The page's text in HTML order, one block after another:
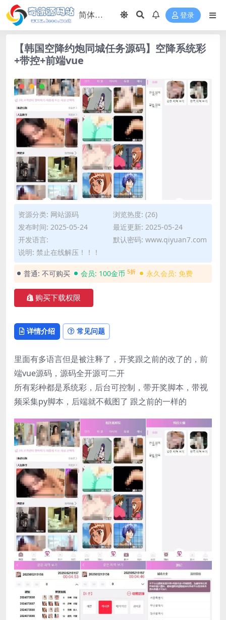
登录
【韩国空降约炮同城任务源码】空降系统彩
+带控+前端vue
资源分类: 网站源码
浏览热度: (26)
发布时间: 2025-05-24
最近更新: 2025-05-24
开发语言:
默认密码: www.qiyuan7.com
说明: 禁止在线解压！！！
普通: 不可购买 会员: 100金币 5折 永久会员: 免费
购买下载权限
详情介绍 常见问题
里面有多语言但是被注释了，开奖跟之前的改了的，前
端vue源码，源码全开源可二开
所有彩种都是系统彩，后台可控制，带开奖脚本，带视
频采集py脚本，后端就不截图了 跟之前的一样的